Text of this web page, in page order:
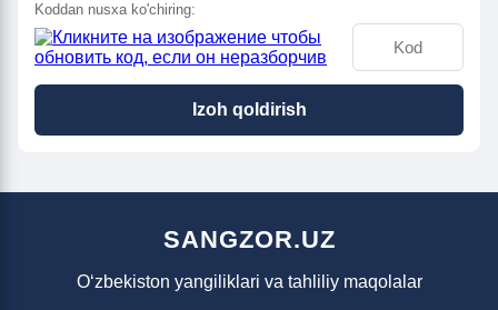
Koddan nusxa ko'chiring:
Izoh qoldirish
SANGZOR.UZ
O‘zbekiston yangiliklari va tahliliy maqolalar